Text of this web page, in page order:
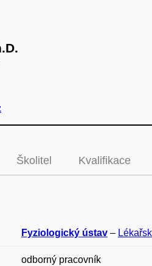
Školitel Kvalifikace
Fyziologický ústav –
odborný pracovník